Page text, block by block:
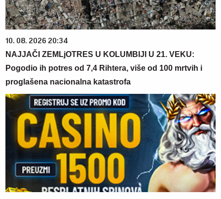
10. 08. 2026 20:34
NAJJAČI ZEMLjOTRES U KOLUMBIJI U 21. VEKU:
Pogodio ih potres od 7,4 Rihtera, više od 100 mrtvih i
proglašena nacionalna katastrofa